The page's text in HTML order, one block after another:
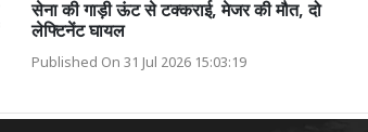
सेना की गाड़ी ऊंट से टक्कराई, मेजर की मौत, दो
लेफ्टिनेंट घायल
Published On 31 Jul 2026 15:03:19